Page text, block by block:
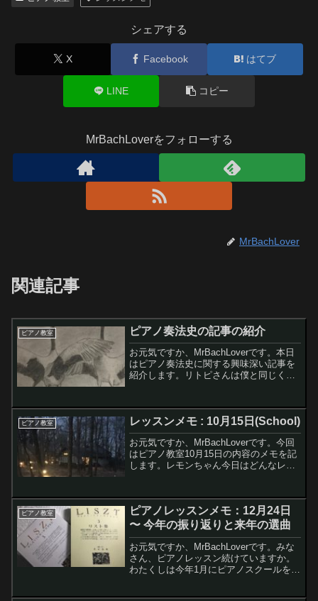
シェアする
X Facebook はてブ
LINE コピー
MrBachLoverをフォローする
MrBachLover
関連記事
ピアノ教室 ピアノ奏法史の記事の紹介
お元気ですか、MrBachLoverです。本日
はピアノ奏法史に関する興味深い記事を
紹介します。リトピさんは僕と同じく理
を読むとチェンバロ時代から現代ピアノ
ま...
ピアノ教室 レッスンメモ : 10月15日(School)
お元気ですか、MrBachLoverです。今回
はピアノ教室10月15日の内容のメモを記
します。レモンちゃん今日はどんなレッ
とブルグミュラー 18の練習曲 第4番 ジプ
シ...
ピアノ教室
ピアノレッスンメモ：12月24日
〜 今年の振り返りと来年の選曲
お元気ですか、MrBachLoverです。みな
さん、ピアノレッスン続けていますか。
わたくしは今年1月にピアノスクールをス